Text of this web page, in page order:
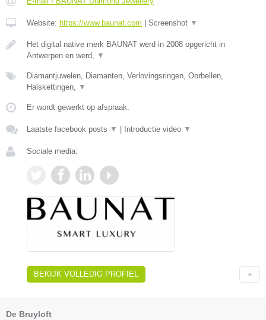
Website: https://www.baunat.com Screenshot ▼
Het digital native merk BAUNAT werd in 2008 opgericht in
Antwerpen en werd, ▼
Diamantjuwelen, Diamanten, Verlovingsringen, Oorbellen,
Halskettingen, ▼
Er wordt gewerkt op afspraak.
Laatste facebook posts ▼ Introductie video ▼
Sociale media:
BEKIJK VOLLEDIG PROFIEL
De Bruyloft